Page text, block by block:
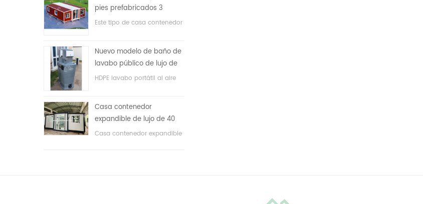
pies prefabricados 3
dormitorios pequeña casa
Este tipo de casa contenedor
dormitorios, un baño y con
sistema eléctrico.
Nuevo modelo de baño de
lavabo público de lujo de
plástico HDPE de doble
HDPE lavabo portátil al aire
Casa contenedor
expandible de lujo de 40
pies con tres dormitorios
Casa contenedor expandible